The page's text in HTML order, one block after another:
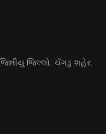
જિન્નીયુ જિલ્લો, ચેંગડુ શહેર,